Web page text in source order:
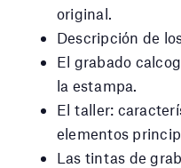
original.
Descripción de
El grabado
la estampa.
El taller:
elementos
Las tintas de